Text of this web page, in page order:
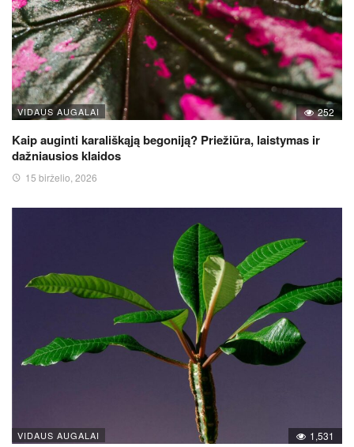
VIDAUS AUGALAI 252
Kaip auginti karališkąją begoniją? Priežiūra, laistymas ir
dažniausios klaidos
15 birželio, 2026
VIDAUS AUGALAI 1,531